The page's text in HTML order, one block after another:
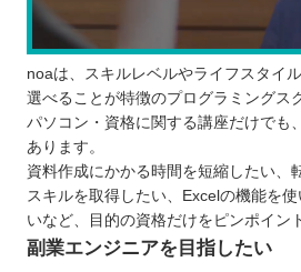
noaは、スキルレベルやライフスタイ
選べることが特徴のプログラミングス
パソコン・資格に関する講座だけでも
あります。
資料作成にかかる時間を短縮したい、
スキルを取得したい、Excelの機能を
いなど、目的の資格だけをピンポイン
副業エンジニアを目指したい